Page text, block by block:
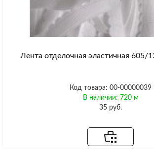
Лента отделочная эластичная 605/
Код товара: 00-00000039
В наличии: 720 м
35 руб.